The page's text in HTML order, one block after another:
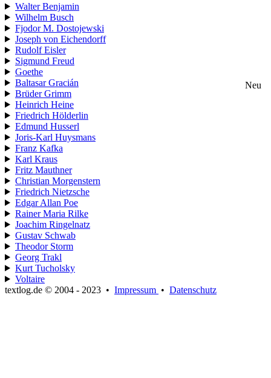
Walter Benjamin
Wilhelm Busch
Fjodor M. Dostojewski
Joseph von Eichendorff
Rudolf Eisler
Sigmund Freud
Goethe
Baltasar Gracián
Neu
Brüder Grimm
Heinrich Heine
Friedrich Hölderlin
Edmund Husserl
Joris-Karl Huysmans
Franz Kafka
Karl Kraus
Fritz Mauthner
Christian Morgenstern
Friedrich Nietzsche
Edgar Allan Poe
Rainer Maria Rilke
Joachim Ringelnatz
Gustav Schwab
Theodor Storm
Georg Trakl
Kurt Tucholsky
Voltaire
textlog.de © 2004 - 2023 • Impressum • Datenschutz